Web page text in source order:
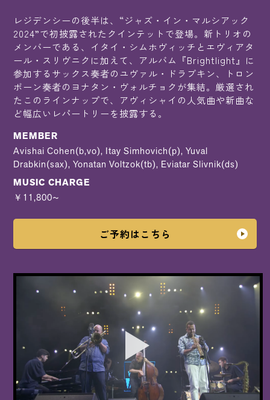
レジデンシーの後半は、“ジャズ・イン・マルシアック
2024”で初披露されたクインテットで登場。新トリオの
メンバーである、イタイ・シムホヴィッチとエヴィアタ
ール・スリヴニクに加えて、アルバム『Brightlight』に
参加するサックス奏者のユヴァル・ドラブキン、トロン
ボーン奏者のヨナタン・ヴォルチョクが集結。厳選され
たこのラインナップで、アヴィシャイの人気曲や新曲な
ど幅広いレパートリーを披露する。
MEMBER
Avishai Cohen(b,vo), Itay Simhovich(p), Yuval
Drabkin(sax), Yonatan Voltzok(tb), Eviatar Slivnik(ds)
MUSIC CHARGE
￥11,800~
ご予約はこちら